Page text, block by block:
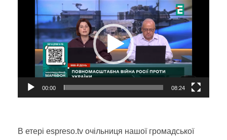
00:00 08:24
В етері espreso.tv очільниця нашої громадської